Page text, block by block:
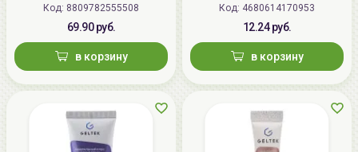
Код: 8809782555508
69.90 руб.
в корзину
Код: 4680614170953
12.24 руб.
в корзину